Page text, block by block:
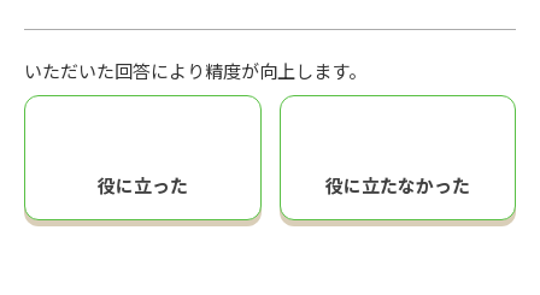
いただいた回答により精度が向上します。
役に立った 役に立たなかった